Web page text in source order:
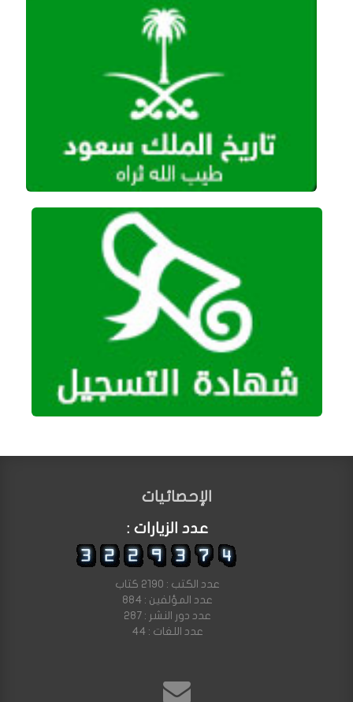
الإحصائيات
عدد الزيارات :
عدد الكتب : 2190 كتاب
عدد المؤلفين : 884
عدد دور النشر : 287
عدد اللغات : 44